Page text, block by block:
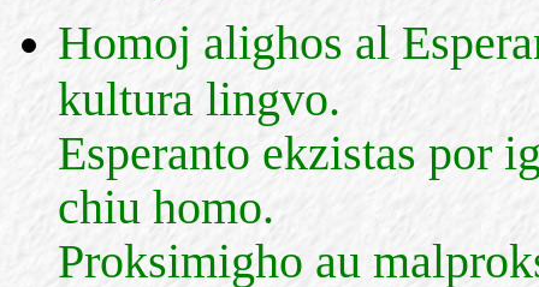
Homoj alighos al
kultura lingvo.
Esperanto ekzistas por
chiu homo.
Proksimigho au